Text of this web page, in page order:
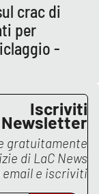
crac di
per
-
Iscriviti
Newsletter
gratuitamente
di LaC News
email e iscriviti